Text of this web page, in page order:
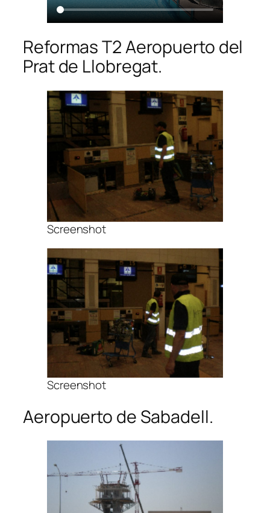
Reformas T2 Aeropuerto del
Prat de Llobregat.
Screenshot
Screenshot
Aeropuerto de Sabadell.